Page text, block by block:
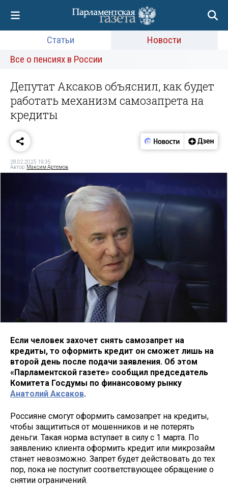
Статьи
Новости
Все о пенсиях в России
Депутат Аксаков объяснил, как будет
работать механизм самозапрета на
кредиты
28.02.2025 19:35
Автор: Максим Артемов
Если человек захочет снять самозапрет на
кредиты, то оформить кредит он сможет лишь на
второй день после подачи заявления. Об этом
«Парламентской газете» сообщил председатель
Комитета Госдумы по финансовому рынку
Анатолий Аксаков.
Россияне смогут оформить самозапрет на кредиты,
чтобы защититься от мошенников и не потерять
деньги. Такая норма вступает в силу с 1 марта. По
заявлению клиента оформить кредит или микрозайм
станет невозможно. Запрет будет действовать до тех
пор, пока не поступит соответствующее обращение о
снятии ограничений.